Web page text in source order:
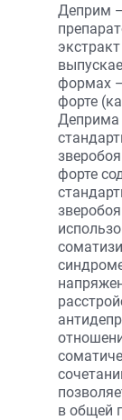
Деприм
формах
форте
Деприма
форте
в общей